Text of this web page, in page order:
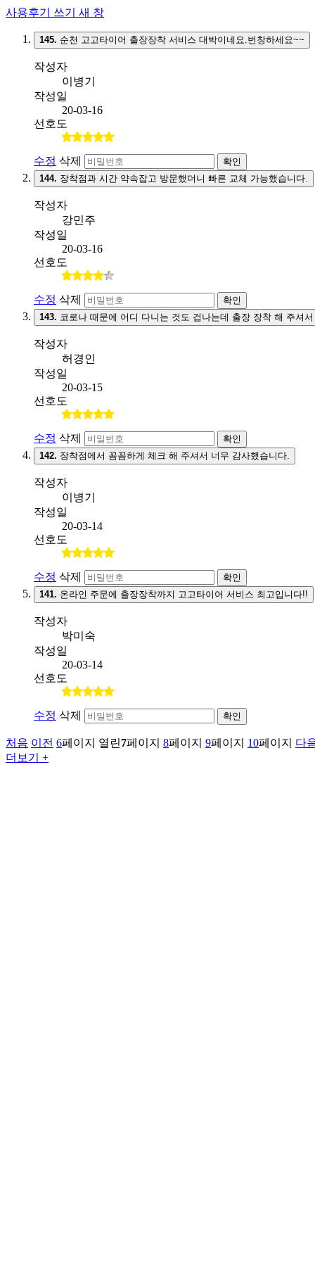
사용후기 쓰기 새 창
145. 순천 고고타이어 출장장착 서비스 대박이네요.번창하세요~~
작성자
이병기
작성일
20-03-16
선호도
수정 삭제
확인
144. 장착점과 시간 약속잡고 방문했더니 빠른 교체 가능했습니다.
작성자
강민주
작성일
20-03-16
선호도
수정 삭제
확인
143. 코로나 때문에 어디 다니는 것도 겁나는데 출장 장착 해 주셔
작성자
허경인
작성일
20-03-15
선호도
수정 삭제
확인
142. 장착점에서 꼼꼼하게 체크 해 주셔서 너무 감사했습니다.
작성자
이병기
작성일
20-03-14
선호도
수정 삭제
확인
141. 온라인 주문에 출장장착까지 고고타이어 서비스 최고입니다!!
작성자
박미숙
작성일
20-03-14
선호도
수정 삭제 확인
처음 이전 6페이지 열린7페이지 8페이지 9페이지 10페이지
다
더보기 +